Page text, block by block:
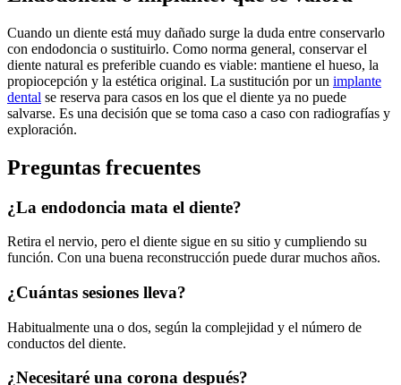
Cuando un diente está muy dañado surge la duda entre conservarlo
con endodoncia o sustituirlo. Como norma general, conservar el
diente natural es preferible cuando es viable: mantiene el hueso, la
propiocepción y la estética original. La sustitución por un implante
dental se reserva para casos en los que el diente ya no puede
salvarse. Es una decisión que se toma caso a caso con radiografías y
exploración.
Preguntas frecuentes
¿La endodoncia mata el diente?
Retira el nervio, pero el diente sigue en su sitio y cumpliendo su
función. Con una buena reconstrucción puede durar muchos años.
¿Cuántas sesiones lleva?
Habitualmente una o dos, según la complejidad y el número de
conductos del diente.
¿Necesitaré una corona después?